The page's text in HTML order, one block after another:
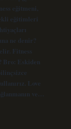
eğitmeni,
eğitimleri
ne denir?
Fitness
Bro: Eskiden
Love
ve…